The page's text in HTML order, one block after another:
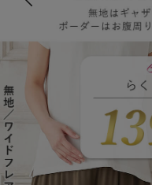
戻る
マタニティウェア全て
マタニティ ワンピース
マタニティ パンツ
マタニティ スカート
マタニティ トップス
戻る
マタニティ 下着・インナー全て
マタニティ ショーツ
妊婦帯・腹帯・産前ガードル
マタニティ 授乳 キャミソール
戻る
授乳服全て
授乳ワンピース
授乳トップス
戻る
マタニティ フォーマル全て
マタニティ スーツ
マタニティ オフィス 通勤服
マタニティ ドレス（結婚式・
マタニティ フォーマル パンツ・
戻る
授乳用品全て
妊婦用 抱き枕・授乳クッション
授乳 ケープ
戻る
マタニティレッグウェア全て
マタニティストッキング・タイ
マタニティレギンス
戻る
マタニティ ボディケア全て
妊娠線クリーム
戻る
アウトレット全て
【アウトレット】ワンピース
【アウトレット】トップス・授
【アウトレット】ボトムス
【アウトレット】パジャマ
戻る
特集全て
抗菌防臭加工
透け防止
見えてもカワイイ
コットン素材
戻る
再入荷全て
再入荷｜インナー
再入荷｜アウター